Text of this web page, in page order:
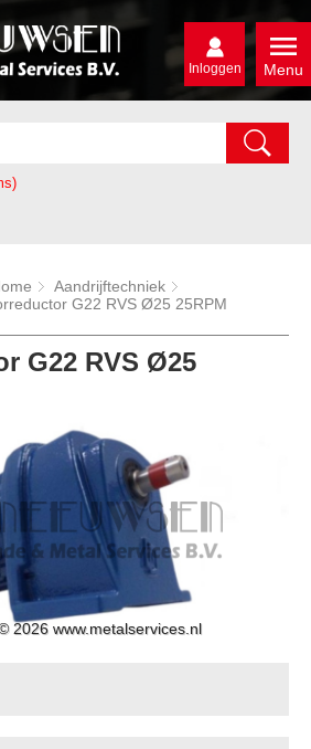
Menu
Inloggen
Aandrijftechniek
G22 RVS Ø25 25RPM
G22 RVS Ø25
2026 www.metalservices.nl